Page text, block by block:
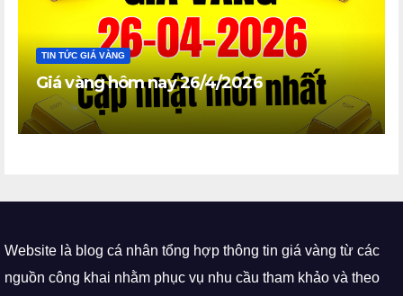
TIN TỨC GIÁ VÀNG
Giá vàng hôm nay 26/4/2026
Website là blog cá nhân tổng hợp thông tin giá vàng từ các
nguồn công khai nhằm phục vụ nhu cầu tham khảo và theo